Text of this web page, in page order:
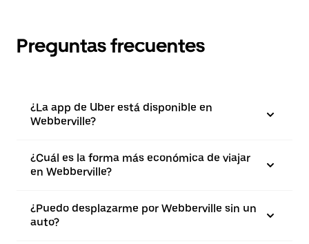
Preguntas frecuentes
¿La app de Uber está disponible en
Webberville?
¿Cuál es la forma más económica de viajar
en Webberville?
¿Puedo desplazarme por Webberville sin un
auto?